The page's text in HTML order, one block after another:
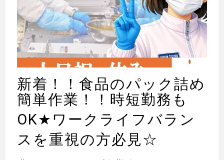
新着！！食品のパック詰め
簡単作業！！時短勤務も
OK★ ワークライフバラン
スを重視の方必見☆